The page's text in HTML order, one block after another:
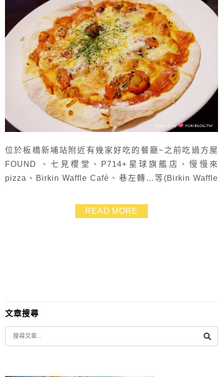
位於板橋新埔站附近有幾家好吃的餐廳~之前吃過方屋
FOUND 、七見櫻堂、P714+星球旗艦店、慢慢來
pizza、Birkin Waffle Café、巷左轉…等(Birkin Waffle
約來個假日的約會.挑選在離我們都不遠的板橋新埔站 午
餐吃龍眼樹柴燒窯烤披薩.接著去巷左轉吃下午茶~~ 愉快
READ MORE
文章搜尋